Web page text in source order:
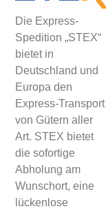
Die Express-
Spedition „STEX“
bietet in
Deutschland und
Europa den
Express-Transport
von Gütern aller
Art. STEX bietet
die sofortige
Abholung am
Wunschort, eine
lückenlose